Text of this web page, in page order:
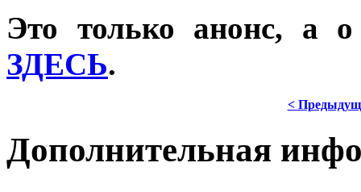
Это только анонс, а
ЗДЕСЬ.
<
Дополнительная